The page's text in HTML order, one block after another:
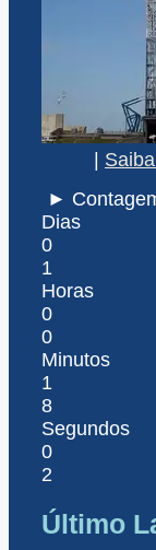
►
Dias
0
1
Horas
0
0
Minutos
1
8
Segundos
0
2
Último